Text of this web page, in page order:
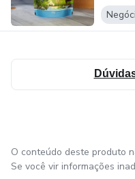
O conteúdo deste produto
Se você vir informações